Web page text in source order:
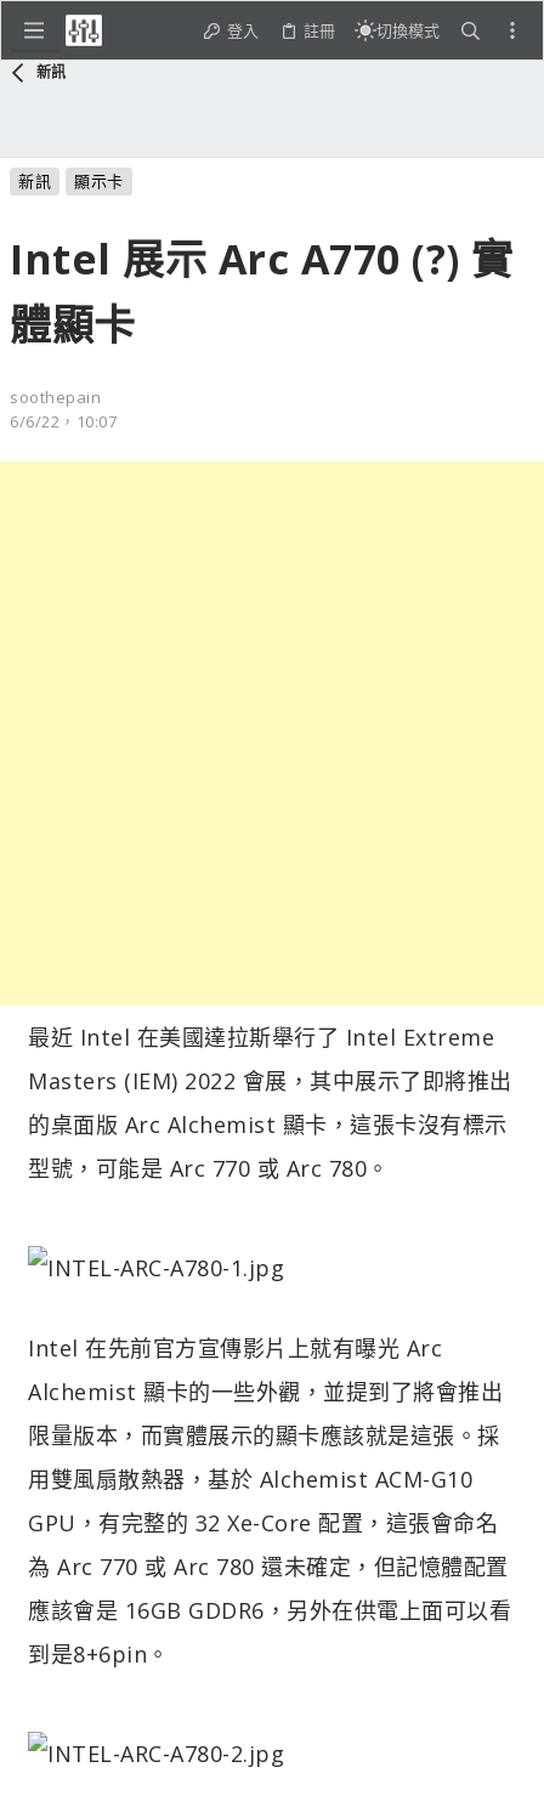
登入 註冊 切換模式
新訊
新訊 顯示卡
Intel 展示 Arc A770 (?) 實
體顯卡
soothepain
6/6/22，10:07
最近 Intel 在美國達拉斯舉行了 Intel Extreme
Masters (IEM) 2022 會展，其中展示了即將推出
的桌面版 Arc Alchemist 顯卡，這張卡沒有標示
型號，可能是 Arc 770 或 Arc 780。
Intel 在先前官方宣傳影片上就有曝光 Arc
Alchemist 顯卡的一些外觀，並提到了將會推出
限量版本，而實體展示的顯卡應該就是這張。採
用雙風扇散熱器，基於 Alchemist ACM-G10
GPU，有完整的 32 Xe-Core 配置，這張會命名
為 Arc 770 或 Arc 780 還未確定，但記憶體配置
應該會是 16GB GDDR6，另外在供電上面可以看
到是8+6pin。